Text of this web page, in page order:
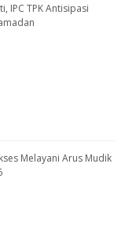
IPC TPK Antisipasi
Melayani Arus Mudik